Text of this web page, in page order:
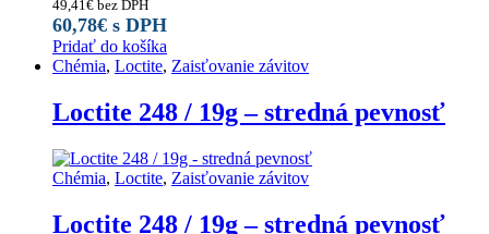
49,41 € bez DPH
60,78€ s DPH
Pridať do košíka
Chémia, Loctite, Zaisťovanie závitov
Loctite 248 / 19g – stredná pevnosť
Chémia, Loctite, Zaisťovanie závitov
Loctite 248 / 19g – stredná pevnosť